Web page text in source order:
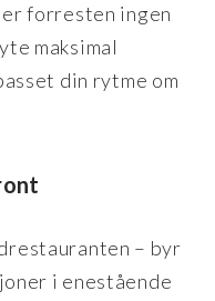
forresten ingen
maksimal
din rytme om
– byr
i enestående